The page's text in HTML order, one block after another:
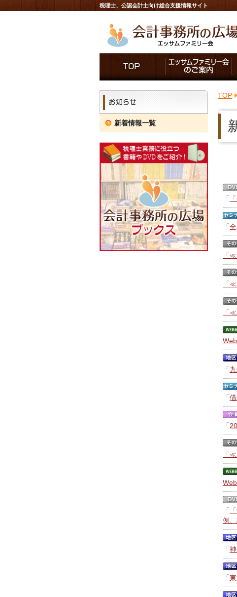
税理士、公認会計士向け総合支援情報サイト
新着情報一覧
TOP
「
「
「
「
「
「
「
「
「
「
例
「
「